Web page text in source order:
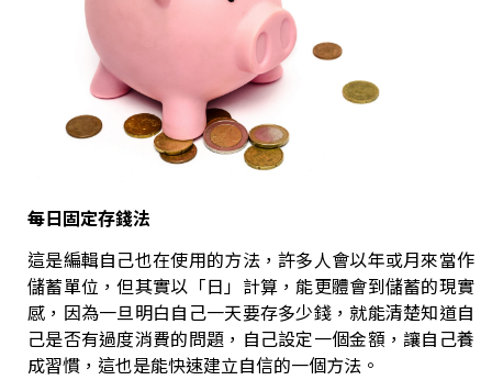
每日固定存錢法
這是編輯自己也在使用的方法，許多人會以年或月來當作
儲蓄單位，但其實以「日」計算，能更體會到儲蓄的現實
感，因為一旦明白自己一天要存多少錢，就能清楚知道自
己是否有過度消費的問題，自己設定一個金額，讓自己養
成習慣，這也是能快速建立自信的一個方法。